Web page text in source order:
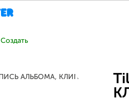
Создать